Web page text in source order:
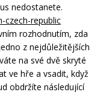
nedostanete.
czech-republic
rozhodnutím, zda
z nejdůležitějších
na své dvě skryté
ve hře a vsadit, když
obdržíte následující